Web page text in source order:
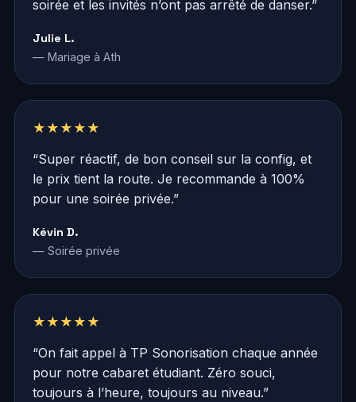
soirée et les invités n’ont pas arrêté de danser.”
Julie L.
— Mariage à Ath
★★★★★
“Super réactif, de bon conseil sur la config, et
le prix tient la route. Je recommande à 100%
pour une soirée privée.”
Kévin D.
— Soirée privée
★★★★★
“On fait appel à TP Sonorisation chaque année
pour notre cabaret étudiant. Zéro souci,
toujours à l’heure, toujours au niveau.”